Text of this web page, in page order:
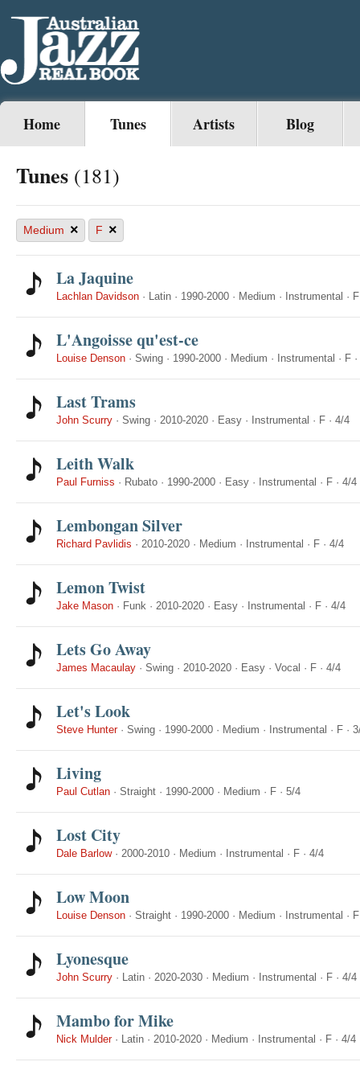
Home Tunes Artists Blog
Tunes (181)
Medium × F ×
La Jaquine
Lachlan Davidson · Latin · 1990-2000 · Medium · Instrumental · F
L'Angoisse qu'est-ce
Louise Denson · Swing · 1990-2000 · Medium · Instrumental · F ·
Last Trams
John Scurry · Swing · 2010-2020 · Easy · Instrumental · F · 4/4
Leith Walk
Paul Furniss · Rubato · 1990-2000 · Easy · Instrumental · F · 4/4
Lembongan Silver
Richard Pavlidis · 2010-2020 · Medium · Instrumental · F · 4/4
Lemon Twist
Jake Mason · Funk · 2010-2020 · Easy · Instrumental · F · 4/4
Lets Go Away
James Macaulay · Swing · 2010-2020 · Easy · Vocal · F · 4/4
Let's Look
Steve Hunter· Swing · 1990-2000 · Medium · Instrumental · F ·
Living
Paul Cutlan · Straight · 1990-2000 · Medium · F · 5/4
Lost City
Dale Barlow· 2000-2010 · Medium · Instrumental · F · 4/4
Low Moon
Louise Denson · Straight · 1990-2000 · Medium · Instrumental · F
Lyonesque
John Scurry · Latin · 2020-2030 · Medium · Instrumental · F · 4/4
Mambo for Mike
Nick Mulder· Latin · 2010-2020 · Medium · Instrumental · F · 4/4